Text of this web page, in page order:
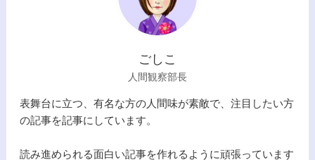
ごしこ
人間観察部長
表舞台に立つ、有名な方の人間味が素敵で、注目したい方
の記事を記事にしています。
読み進められる面白い記事を作れるように頑張っています